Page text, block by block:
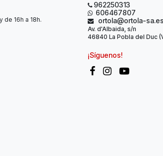
de 16h a 18h.
962250313
606467807
ortola@ortola-sa.es
Av. d'Albaida, s/n
46840 La Pobla del Duc
¡Síguenos!